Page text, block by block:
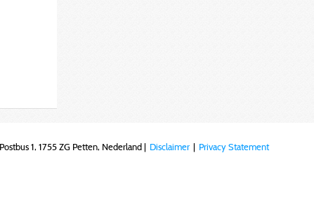
1, 1755 ZG Petten, Nederland | Disclaimer | Privacy Statement